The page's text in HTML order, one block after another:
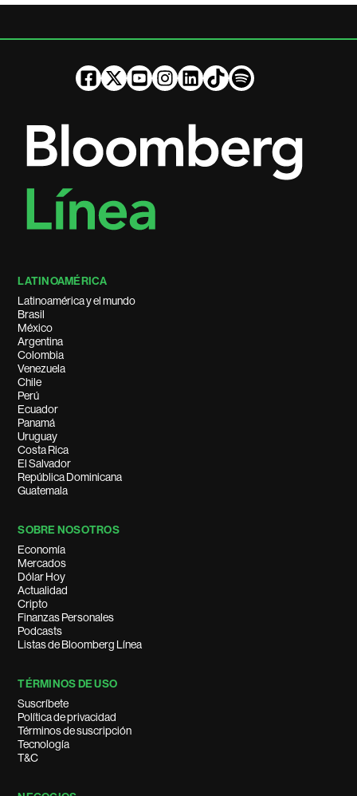
LATINOAMÉRICA
Latinoamérica y el mundo
Brasil
México
Argentina
Colombia
Venezuela
Chile
Perú
Ecuador
Panamá
Uruguay
Costa Rica
El Salvador
República Dominicana
Guatemala
SOBRE NOSOTROS
Economía
Mercados
Dólar Hoy
Actualidad
Cripto
Finanzas Personales
Podcasts
Listas de Bloomberg Línea
TÉRMINOS DE USO
Suscríbete
Política de privacidad
Términos de suscripción
Tecnología
T&C